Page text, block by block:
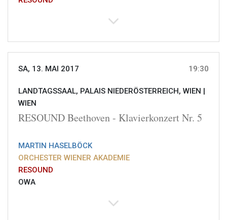
SA, 13. MAI 2017 19:30
LANDTAGSSAAL, PALAIS NIEDERÖSTERREICH, WIEN |
WIEN
RESOUND Beethoven - Klavierkonzert Nr. 5
MARTIN HASELBÖCK
ORCHESTER WIENER AKADEMIE
RESOUND
OWA